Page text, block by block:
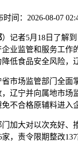
间：2026-08-07
）记者5月18日了解
业监管和服务工
低食品安全风险，
市场监管部门全
辽宁并向属地市场
不合格原辅料进入
加大对以次充好
，责令限期整改